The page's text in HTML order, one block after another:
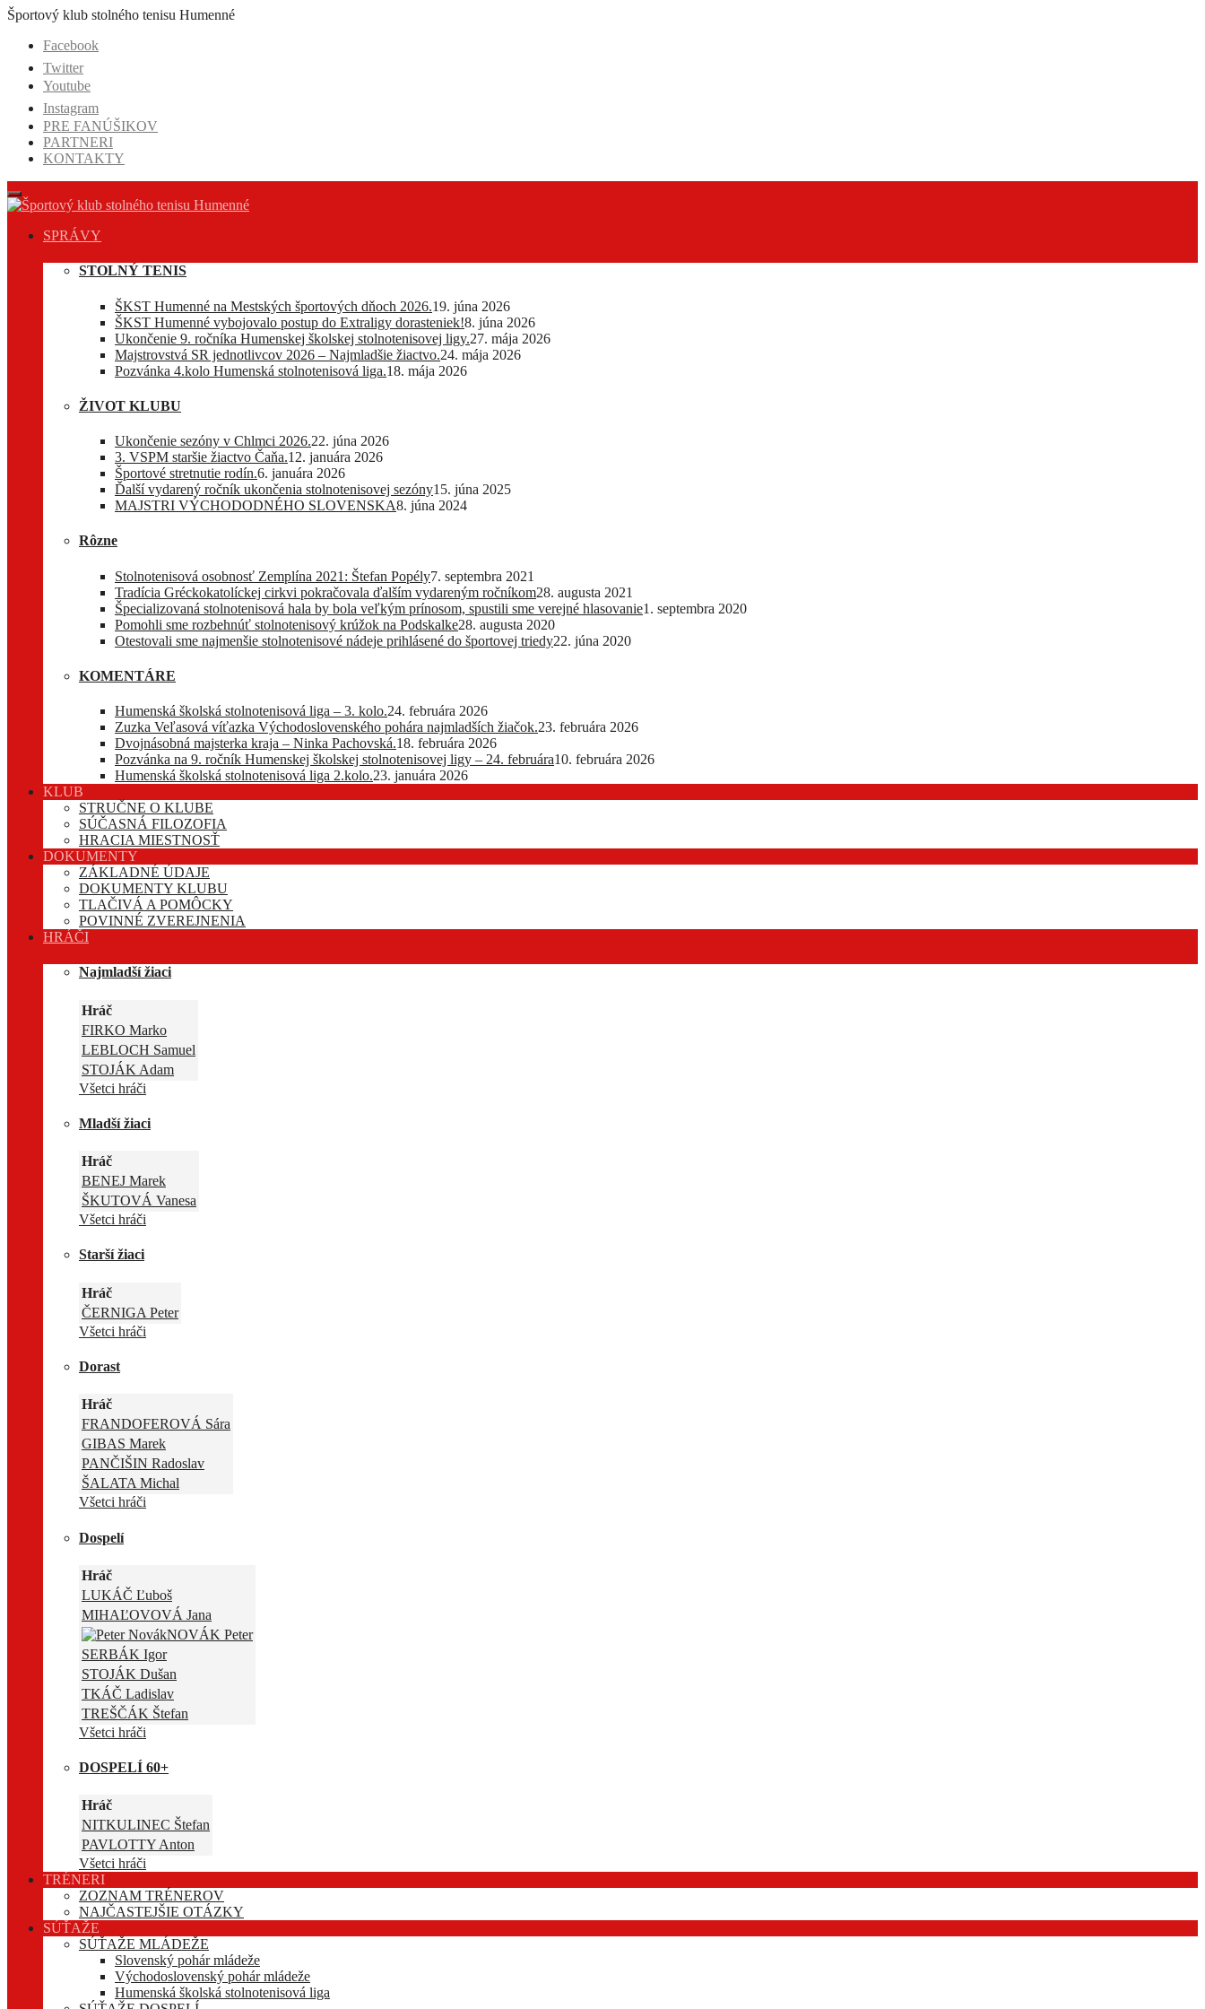
Prejsť
obsah
Športový klub stolného tenisu Humenné
Facebook
Twitter
Youtube
Instagram
PRE FANÚŠIKOV
PARTNERI
KONTAKTY
SPRÁVY
STOLNÝ TENIS
ŠKST Humenné na Mestských športových dňoch 2026.19. júna 2026
ŠKST Humenné vybojovalo postup do Extraligy dorasteniek!8. júna 2026
Ukončenie 9. ročníka Humenskej školskej stolnotenisovej ligy.27. mája 2026
Majstrovstvá SR jednotlivcov 2026 – Najmladšie žiactvo.24. mája 2026
Pozvánka 4.kolo Humenská stolnotenisová liga.18. mája 2026
ŽIVOT KLUBU
Ukončenie sezóny v Chlmci 2026.22. júna 2026
3. VSPM staršie žiactvo Čaňa.12. januára 2026
Športové stretnutie rodín.6. januára 2026
Ďalší vydarený ročník ukončenia stolnotenisovej sezóny15. júna 2025
MAJSTRI VÝCHODODNÉHO SLOVENSKA8. júna 2024
Rôzne
Stolnotenisová osobnosť Zemplína 2021: Štefan Popély7. septembra 2021
Tradícia Gréckokatolíckej cirkvi pokračovala ďalším vydareným ročníkom28. augusta 2021
Špecializovaná stolnotenisová hala by bola veľkým prínosom, spustili sme verejné hlasovanie1. septembra 2020
Pomohli sme rozbehnúť stolnotenisový krúžok na Podskalke28. augusta 2020
Otestovali sme najmenšie stolnotenisové nádeje prihlásené do športovej triedy22. júna 2020
KOMENTÁRE
Humenská školská stolnotenisová liga – 3. kolo.24. februára 2026
Zuzka Veľasová víťazka Východoslovenského pohára najmladších žiačok.23. februára 2026
Dvojnásobná majsterka kraja – Ninka Pachovská.18. februára 2026
Pozvánka na 9. ročník Humenskej školskej stolnotenisovej ligy – 24. februára10. februára 2026
Humenská školská stolnotenisová liga 2.kolo.23. januára 2026
KLUB
STRUČNE O KLUBE
SÚČASNÁ FILOZOFIA
HRACIA MIESTNOSŤ
DOKUMENTY
ZÁKLADNÉ ÚDAJE
DOKUMENTY KLUBU
TLAČIVÁ A POMÔCKY
POVINNÉ ZVEREJNENIA
HRÁČI
Najmladší žiaci
Hráč
FIRKO Marko
LEBLOCH Samuel
STOJÁK Adam
Všetci hráči
Mladší žiaci
Hráč
BENEJ Marek
ŠKUTOVÁ Vanesa
Všetci hráči
Starší žiaci
Hráč
ČERNIGA Peter
Všetci hráči
Dorast
Hráč
FRANDOFEROVÁ Sára
GIBAS Marek
PANČIŠIN Radoslav
ŠALATA Michal
Všetci hráči
Dospelí
Hráč
LUKÁČ Ľuboš
MIHAĽOVOVÁ Jana
NOVÁK Peter
SERBÁK Igor
STOJÁK Dušan
TKÁČ Ladislav
TREŠČÁK Štefan
Všetci hráči
DOSPELÍ 60+
Hráč
NITKULINEC Štefan
PAVLOTTY Anton
Všetci hráči
TRÉNERI
ZOZNAM TRÉNEROV
NAJČASTEJŠIE OTÁZKY
SÚŤAŽE
SÚŤAŽE MLÁDEŽE
Slovenský pohár mládeže
Východoslovenský pohár mládeže
Humenská školská stolnotenisová liga